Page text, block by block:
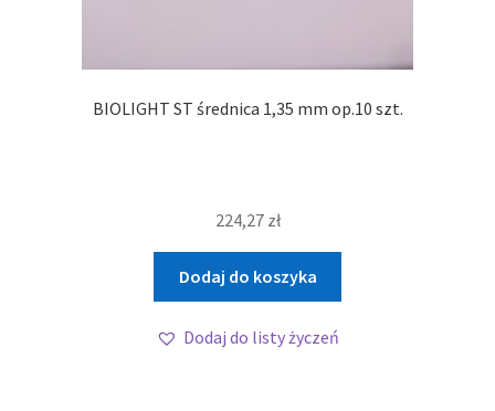
BIOLIGHT ST średnica 1,35 mm op.10 szt.
224,27 zł
Dodaj do koszyka
Dodaj do listy życzeń